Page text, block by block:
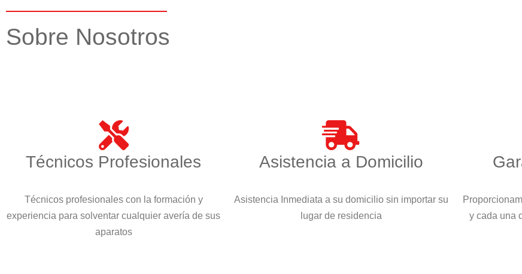
Sobre Nosotros
Técnicos Profesionales
Técnicos profesionales con la formación y
experiencia para solventar cualquier avería de sus
aparatos
Asistencia a Domicilio
Asistencia Inmediata a su domicilio sin importar su
lugar de residencia
y cada una